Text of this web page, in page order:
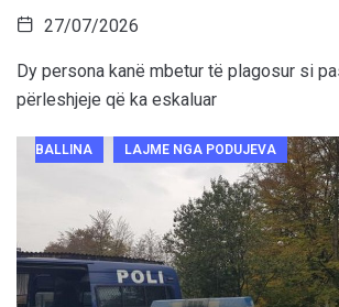
27/07/2026
Dy persona kanë mbetur të plagosur si
përleshjeje që ka eskaluar
BALLINA LAJME NGA PODUJEVA